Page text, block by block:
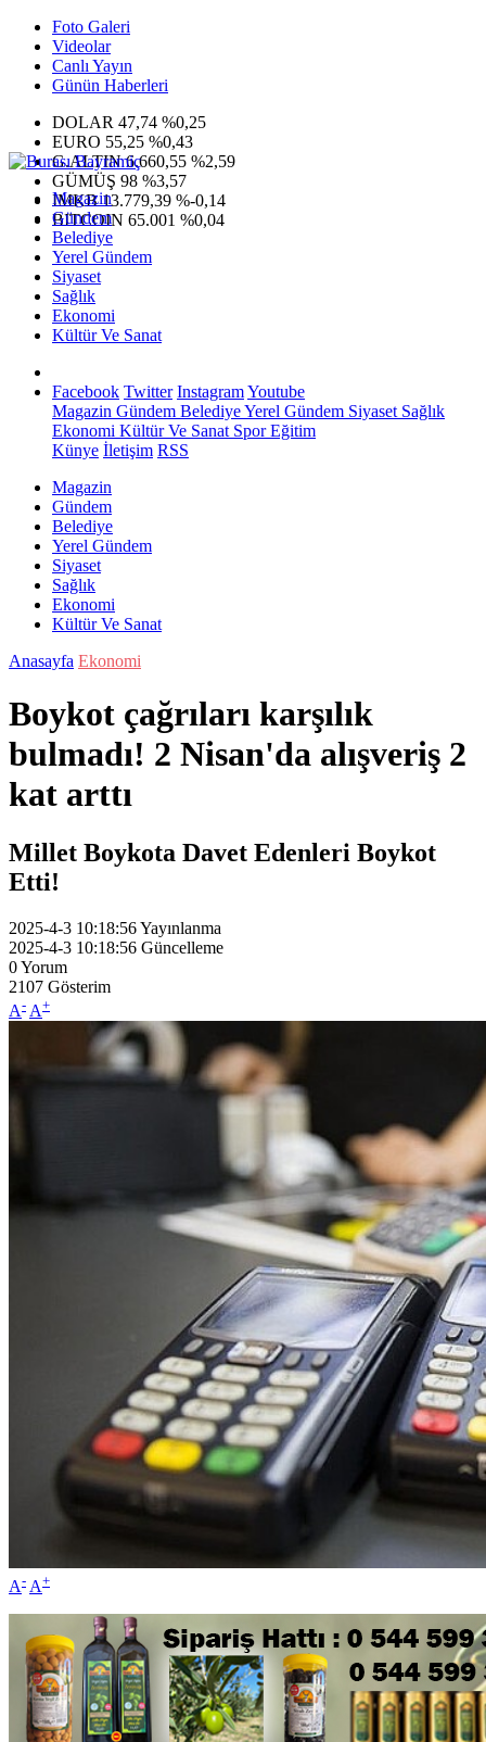
Foto Galeri
Videolar
Canlı Yayın
Günün Haberleri
DOLAR 47,74 %0,25
EURO 55,25 %0,43
G.ALTIN6.660,55 %2,59
GÜMÜŞ 98 %3,57
IMKB13.779,39 %-0,14
BITCOIN 65.001 %0,04
Magazin
Gündem
Belediye
Yerel Gündem
Siyaset
Sağlık
Ekonomi
Kültür Ve Sanat
Facebook Twitter InstagramYoutube
Magazin Gündem BelediyeYerel Gündem Siyaset Sağlık
Ekonomi Kültür Ve Sanat SporEğitim
Künye İletişim RSS
Magazin
Gündem
Belediye
Yerel Gündem
Siyaset
Sağlık
Ekonomi
Kültür Ve Sanat
Anasayfa Ekonomi
Boykot çağrıları karşılık
bulmadı! 2 Nisan'da alışveriş 2
kat arttı
Millet Boykota Davet Edenleri Boykot
Etti!
2025-4-3 10:18:56Yayınlanma
2025-4-3 10:18:56 Güncelleme
0Yorum
2107 Gösterim
A- A+
A- A+